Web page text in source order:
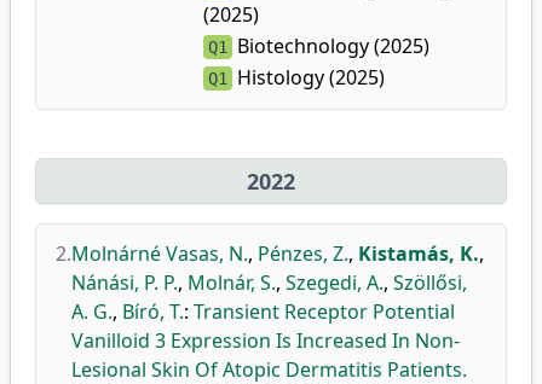
(2025)
Q1 Biotechnology (2025)
Q1 Histology (2025)
2022
2.Molnárné Vasas, N., Pénzes, Z., Kistamás, K.,
Nánási, P. P., Molnár, S., Szegedi, A., Szöllősi,
A. G., Bíró, T.: Transient Receptor Potential
Vanilloid 3 Expression Is Increased In Non-
Lesional Skin Of Atopic Dermatitis Patients.